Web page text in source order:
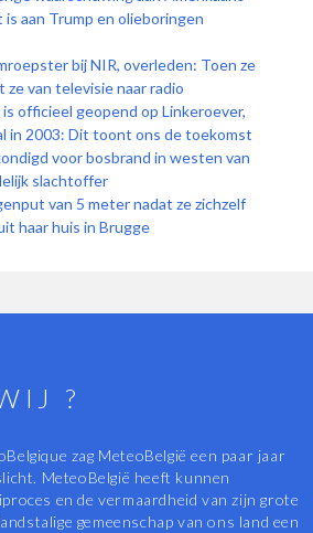
aan Trump en olieboringen
bij NIR, overleden: Toen ze
ze van televisie naar radio
officieel geopend op Linkeroever,
in 2003: Dit toont ons de toekomst
voor bosbrand in westen van
slachtoffer
van 5 meter nadat ze zichzelf
haar huis in Brugge
?
zag MeteoBelgië een paar jaar
MeteoBelgië heeft kunnen
en de vermaardheid van zijn grote
gemeenschap van ons land een